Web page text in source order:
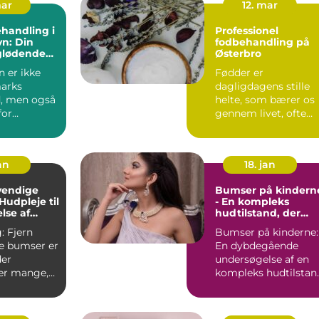
i
Din
er ikke
men også
12. mar
Professionel
fodbehandling på
Østerbro
Fødder er
dagligdagens stille
helte, som bærer os
gennem livet, ofte
til
af
bumser er
mange,
uren...
18. jan
Bumser på
- En kompleks
hudtilstand, der
opmærksomhed
Bumser på kinderne:
En dybdegående
undersøgelse af en
kompleks
på ...